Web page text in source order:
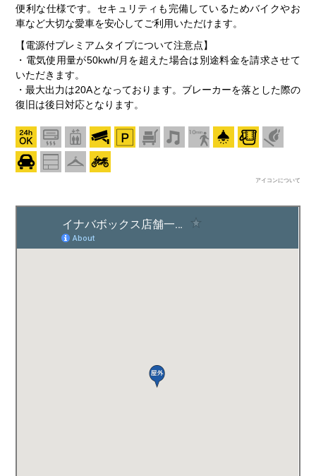
便利な仕様です。セキュリティも完備しているためバイクやお
車など大切な愛車を安心してご利用いただけます。
【電源付プレミアムタイプについて注意点】
・電気使用量が50kwh/月を超えた場合は別途料金を請求させて
いただきます。
・最大出力は20Aとなっております。ブレーカーを落とした際の
復旧は後日対応となります。
アイコンについて